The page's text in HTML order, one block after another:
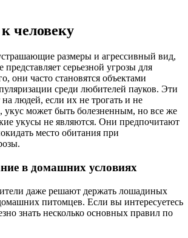
человеку
размеры и агрессивный вид,
серьезной угрозы для
они часто становятся объектами
среди любителей пауков. Эти
людей, если их не трогать и не
укус может быть болезненным, но все же
укусы не являются. Они предпочитают
место обитания при
в домашних условиях
даже решают держать лошадиных
питомцев. Если вы интересуетесь
знать несколько основных правил по